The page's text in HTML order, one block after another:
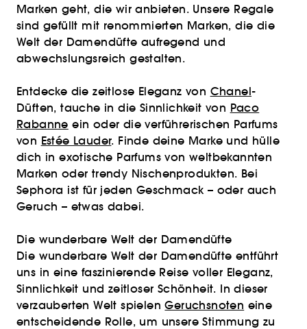
Marken geht, die wir anbieten. Unsere Regale
sind gefüllt mit renommierten Marken, die die
Welt der Damendüfte aufregend und
abwechslungsreich gestalten.
Entdecke die zeitlose Eleganz von Chanel-
Düften, tauche in die Sinnlichkeit von Paco
Rabanne ein oder die verführerischen Parfums
von Estée Lauder. Finde deine Marke und hülle
dich in exotische Parfums von weltbekannten
Marken oder trendy Nischenprodukten. Bei
Sephora ist für jeden Geschmack – oder auch
Geruch – etwas dabei.
Die wunderbare Welt der Damendüfte
Die wunderbare Welt der Damendüfte entführt
uns in eine faszinierende Reise voller Eleganz,
Sinnlichkeit und zeitloser Schönheit. In dieser
verzauberten Welt spielenGeruchsnoten eine
entscheidende Rolle, um unsere Stimmung zu